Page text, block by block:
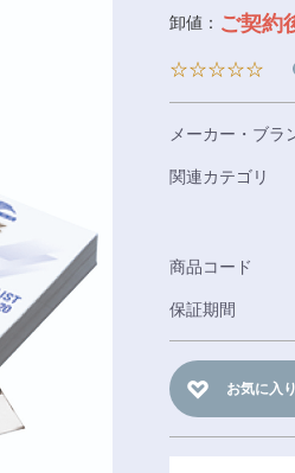
卸値： ご契約
☆☆☆☆☆
メーカー・ブラ
関連カテゴリ
商品コード
保証期間
お気に入り